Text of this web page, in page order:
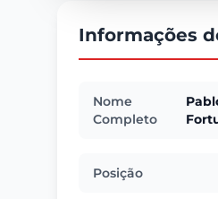
Informações
Nome
Completo
Posição